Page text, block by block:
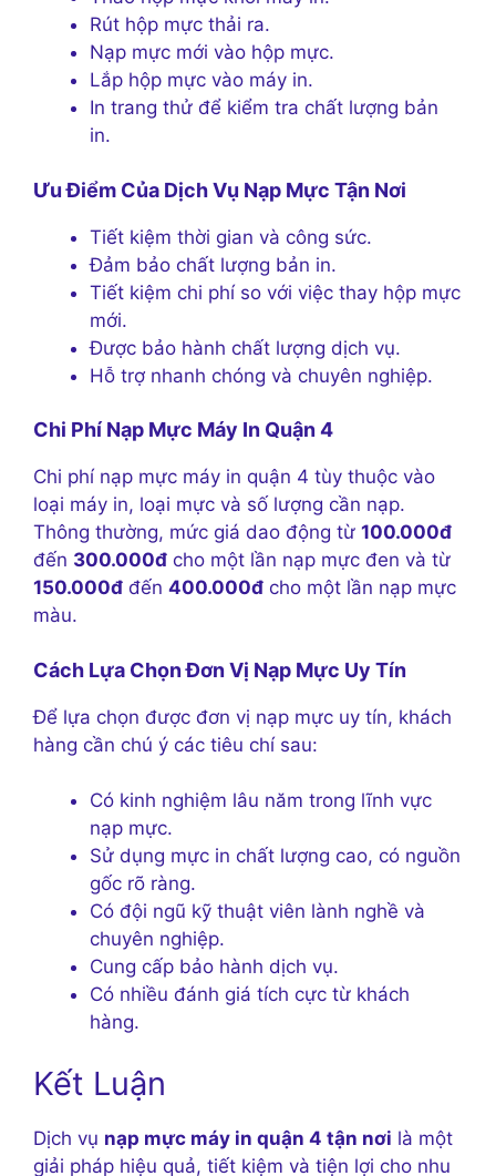
Rút hộp mực thải ra.
Nạp mực mới vào hộp mực.
Lắp hộp mực vào máy in.
In trang thử để kiểm tra chất lượng bản
in.
Ưu Điểm Của Dịch Vụ Nạp Mực Tận Nơi
Tiết kiệm thời gian và công sức.
Đảm bảo chất lượng bản in.
Tiết kiệm chi phí so với việc thay hộp mực
mới.
Được bảo hành chất lượng dịch vụ.
Hỗ trợ nhanh chóng và chuyên nghiệp.
Chi Phí Nạp Mực Máy In Quận 4
Chi phí nạp mực máy in quận 4 tùy thuộc vào
loại máy in, loại mực và số lượng cần nạp.
Thông thường, mức giá dao động từ 100.000đ
đến 300.000đ cho một lần nạp mực đen và từ
150.000đ đến 400.000đ cho một lần nạp mực
màu.
Cách Lựa Chọn Đơn Vị Nạp Mực Uy Tín
Để lựa chọn được đơn vị nạp mực uy tín, khách
hàng cần chú ý các tiêu chí sau:
Có kinh nghiệm lâu năm trong lĩnh vực
nạp mực.
Sử dụng mực in chất lượng cao, có nguồn
gốc rõ ràng.
Có đội ngũ kỹ thuật viên lành nghề và
chuyên nghiệp.
Cung cấp bảo hành dịch vụ.
Có nhiều đánh giá tích cực từ khách
hàng.
Kết Luận
Dịch vụ nạp mực máy in quận 4 tận nơi là một
giải pháp hiệu quả, tiết kiệm và tiện lợi cho nhu